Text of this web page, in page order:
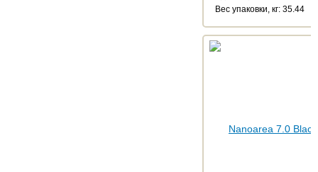
Веc упаковки, кг: 35.44